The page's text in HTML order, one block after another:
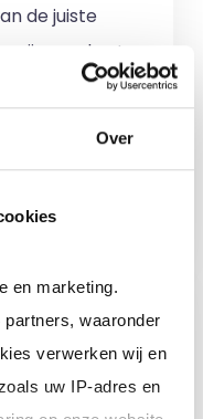
Over
en marketing.
waaronder
verwerken wij en
uw IP-adres en
de juiste
geen kosten.
Kosten worden
ik wil in